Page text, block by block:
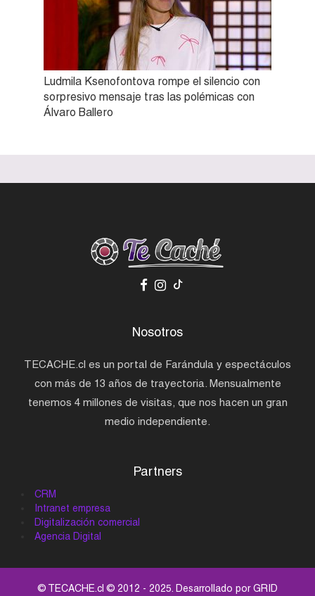
Ludmila Ksenofontova rompe el silencio con
sorpresivo mensaje tras las polémicas con
Álvaro Ballero
Nosotros
TECACHE.cl es un portal de Farándula y espectáculos
con más de 13 años de trayectoria. Mensualmente
tenemos 4 millones de visitas, que nos hacen un gran
medio independiente.
Partners
CRM
Intranet empresa
Digitalización comercial
Agencia Digital
© TECACHE.cl © 2012 - 2025. Desarrollado porGRID